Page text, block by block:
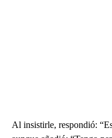
Al insistirle, respondió: